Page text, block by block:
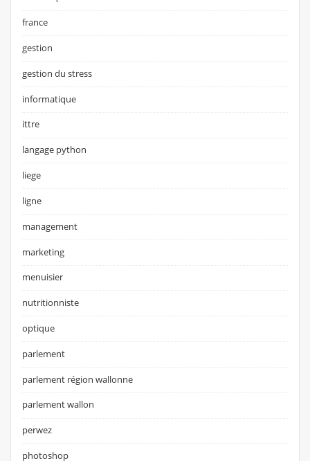
france
gestion
gestion du stress
informatique
ittre
langage python
liege
ligne
management
marketing
menuisier
nutritionniste
optique
parlement
parlement région wallonne
parlement wallon
perwez
photoshop